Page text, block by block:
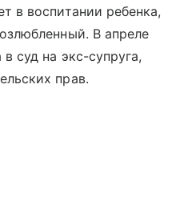
в воспитании ребенка,
В апреле
суд на экс-супруга,
прав.